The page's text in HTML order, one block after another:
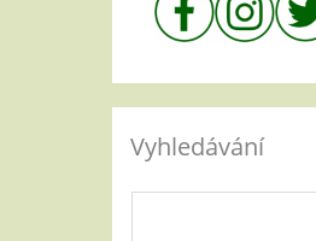
Vyhledávání